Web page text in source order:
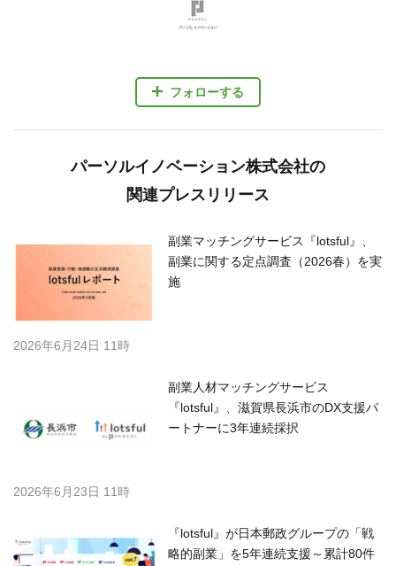
フォローする
パーソルイノベーション株式会社の
関連プレスリリース
副業マッチングサービス『lotsful』、
副業に関する定点調査（2026春）を実
施
2026年6月24日 11時
副業人材マッチングサービス
『lotsful』、滋賀県長浜市のDX支援パ
ートナーに3年連続採択
2026年6月23日 11時
『lotsful』が日本郵政グループの「戦
略的副業」を5年連続支援～累計80件